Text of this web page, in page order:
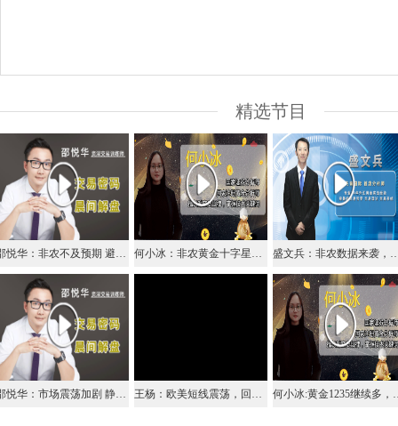
精选节目
邵悦华：非农不及预期 避险货币走强 何小冰：非农黄金十字星，原油51.8切换箱体 盛文兵：非农数据来袭
邵悦华：市场震荡加剧 静候非农行情指引 王杨：欧美短线震荡，回落1.130继续多！ 何小冰:黄